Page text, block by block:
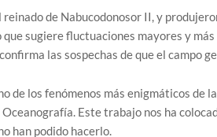
de Nabucodonosor II, y
sugiere fluctuaciones mayores y
las sospechas de que el campo
de los fenómenos más enigmáticos de
Este trabajo nos ha
han podido hacerlo.